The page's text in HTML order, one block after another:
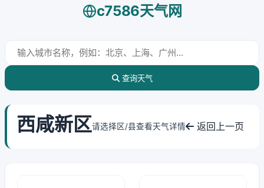
c7586天气网
查询天气
西咸新区请选择区/县查看天气详情 返回上一页